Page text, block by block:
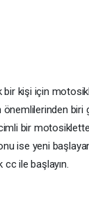
bir kişi için
biri
bir
ise yeni
ile başlayın.